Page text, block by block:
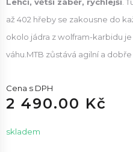
až 402 hřeby se zakousne do
okolo jádra z wolfram-karbidu je
váhu.MTB zůstává agilní a dobře
Cena s DPH
2 490.00 Kč
skladem